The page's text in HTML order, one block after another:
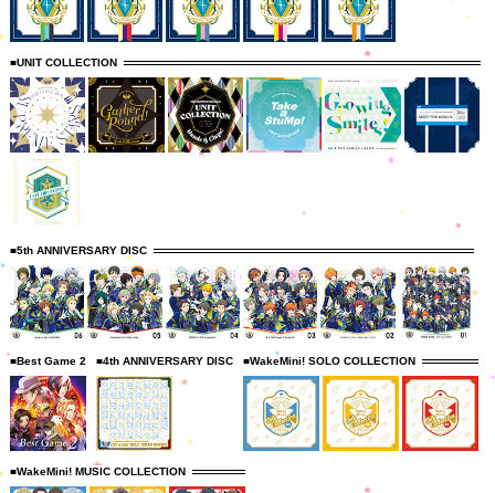
■UNIT COLLECTION
■5th ANNIVERSARY DISC
■Best Game 2 ■4th ANNIVERSARY DISC ■WakeMini! SOLO COLLECTION
■WakeMini! MUSIC COLLECTION